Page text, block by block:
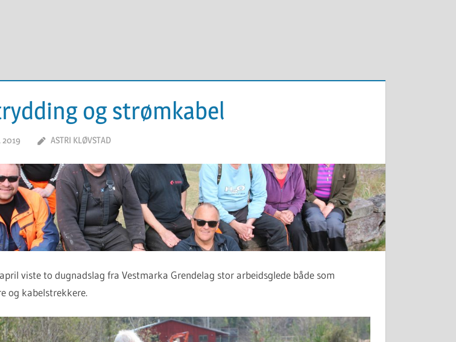
og strømkabel
2019 ASTRI KLØVSTAD
viste to dugnadslag fra Vestmarka Grendelag stor arbeidsglede både som
og kabelstrekkere.